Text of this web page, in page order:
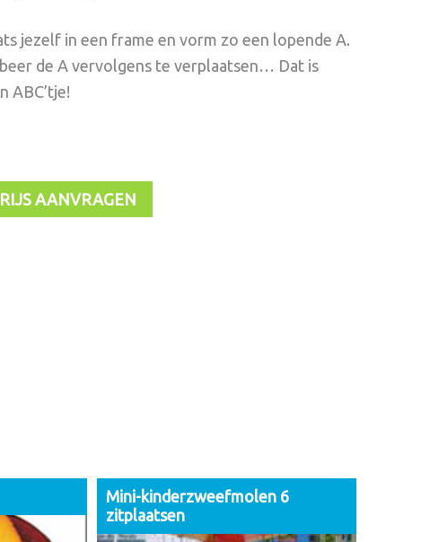
jezelf in een frame en vorm zo een lopende A.
de A vervolgens te verplaatsen… Dat is
ABC’tje!
AANVRAGEN
Mini-kinderzweefmolen 6
zitplaatsen